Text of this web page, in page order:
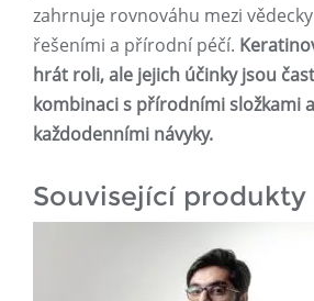
zahrnuje rovnováhu mezi
řešeními a přírodní péčí.
hrát roli, ale jejich účinky jsou
kombinaci s přírodními složkami
každodenními návyky.
Související produkty